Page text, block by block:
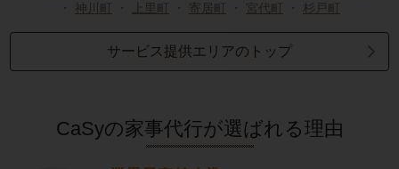
・ 神川町 ・ 上里町 ・ 寄居町 ・ 宮代町 ・ 杉戸町
サービス提供エリアのトップ
CaSyの家事代行が選ばれる理由